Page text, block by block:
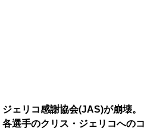
ジェリコ感謝協会(JAS)が崩壊。
各選手のクリス・ジェリコへのコ